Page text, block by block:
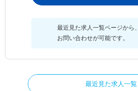
最近見た求人一覧ページから、
お問い合わせが可能です。
最近見た求人一覧